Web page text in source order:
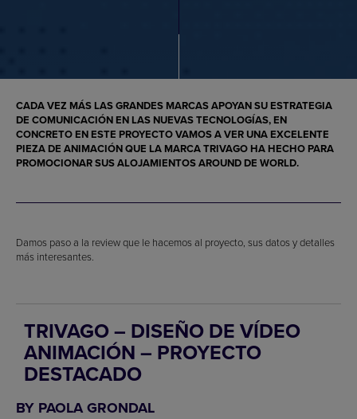
CADA VEZ MÁS LAS GRANDES MARCAS APOYAN SU ESTRATEGIA
DE COMUNICACIÓN EN LAS NUEVAS TECNOLOGÍAS, EN
CONCRETO EN ESTE PROYECTO VAMOS A VER UNA EXCELENTE
PIEZA DE ANIMACIÓNQUE LA MARCA TRIVAGO HA HECHO PARA
PROMOCIONAR SUS ALOJAMIENTOS AROUND DE WORLD.
Damos paso a la review que le hacemos al proyecto, sus datos y detalles
más interesantes.
TRIVAGO – DISEÑO DE VÍDEO
ANIMACIÓN – PROYECTO
DESTACADO
BY PAOLA GRONDAL